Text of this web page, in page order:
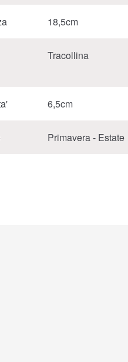
18,5cm
Tracollina
6,5cm
Primavera - Estate